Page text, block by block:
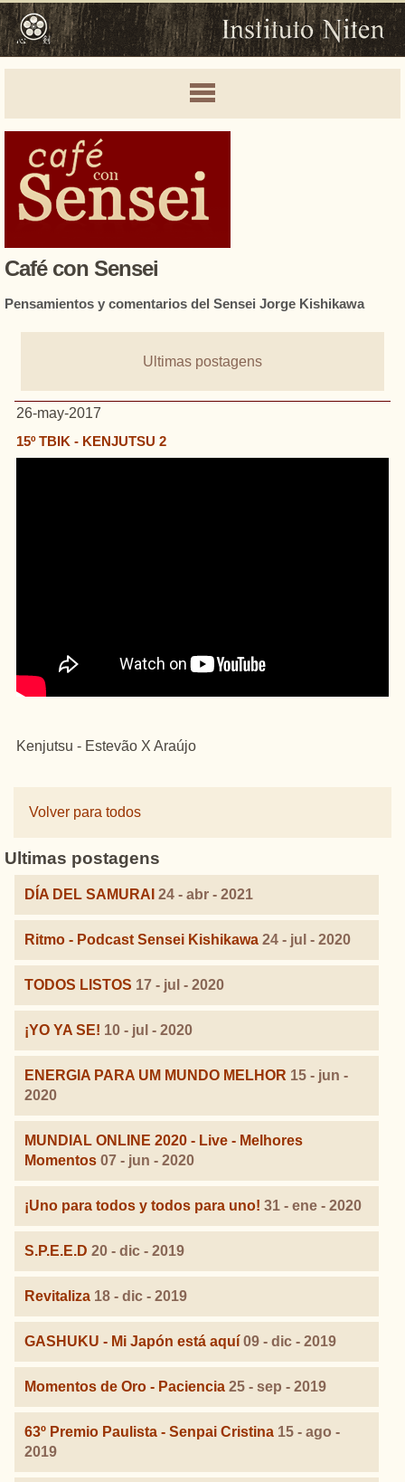
Café con Sensei
Pensamientos y comentarios del Sensei Jorge Kishikawa
Ultimas postagens
26-may-2017
15º TBIK - KENJUTSU 2
Kenjutsu - Estevão X Araújo
Volver para todos
Ultimas postagens
DÍA DEL SAMURAI 24 - abr - 2021
Ritmo - Podcast Sensei Kishikawa 24 - jul - 2020
TODOS LISTOS 17 - jul - 2020
¡YO YA SE! 10 - jul - 2020
ENERGIA PARA UM MUNDO MELHOR 15 - jun -
2020
MUNDIAL ONLINE 2020 - Live - Melhores
Momentos 07 - jun - 2020
¡Uno para todos y todos para uno! 31 - ene - 2020
S.P.E.E.D 20 - dic - 2019
Revitaliza 18 - dic - 2019
GASHUKU - Mi Japón está aquí 09 - dic - 2019
Momentos de Oro - Paciencia 25 - sep - 2019
63º Premio Paulista - Senpai Cristina 15 - ago -
2019